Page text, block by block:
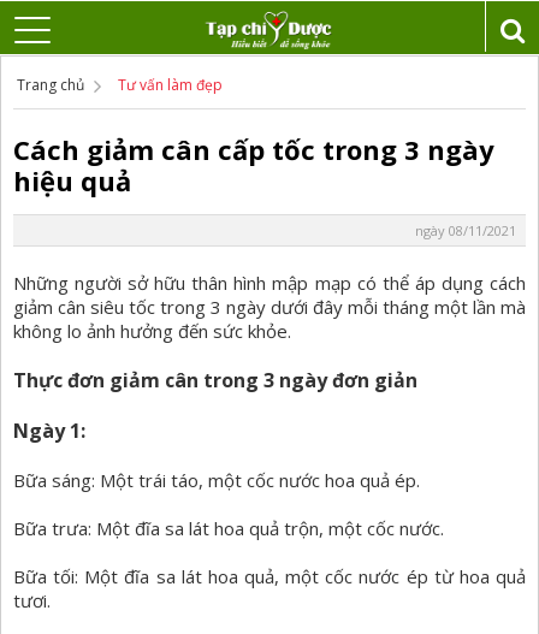
Trang chủ Tư vấn làm đẹp
Cách giảm cân cấp tốc trong 3 ngày
hiệu quả
ngày 08/11/2021
Những người sở hữu thân hình mập mạp có thể áp dụng cách
giảm cân siêu tốc trong 3 ngày dưới đây mỗi tháng một lần mà
không lo ảnh hưởng đến sức khỏe.
Thực đơn giảm cân trong 3 ngày đơn giản
Ngày 1:
Bữa sáng: Một trái táo, một cốc nước hoa quả ép.
Bữa trưa: Một đĩa sa lát hoa quả trộn, một cốc nước.
Bữa tối: Một đĩa sa lát hoa quả, một cốc nước ép từ hoa quả
tươi.